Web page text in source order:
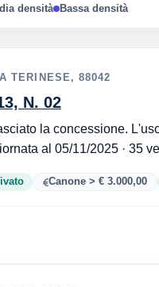
densità Bassa densità
TERINESE, 88042
N. 02
Comune di Nocera Terinese è l'ente che ha
.
Canone > € 3.000,00